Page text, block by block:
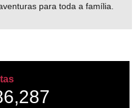
para toda a família.